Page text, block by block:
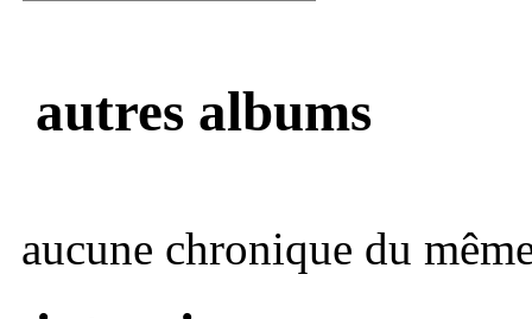
autres albums
aucune chronique du